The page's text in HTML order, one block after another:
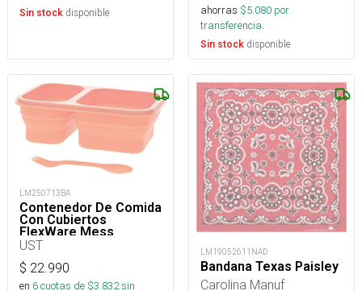
Sin stock disponible
ahorras $5.080 por
transferencia.
Sin stock disponible
LM250713BA
Contenedor De Comida
Con Cubiertos
FlexWare Mess
Compacto
UST
$ 22.990
en 6cuotas de $3.832sin
LM19052611NAD
Bandana Texas Paisley
Carolina Manuf